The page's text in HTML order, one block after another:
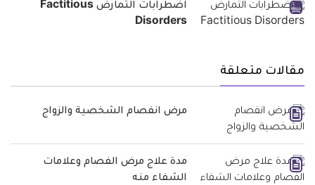
اضطرابات التمارض Factitious
Disorders
مقالات متعلقة
مرض انفصام الشخصية والزواج
مدة علاج مرض الفصام وعلامات
الشفاء منه